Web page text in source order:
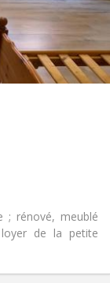
; rénové, meublé
de la petite
Aménagement
Salle de bain:
Cuisine:
distincte)
Superficie:
55 m
Pièces privées: